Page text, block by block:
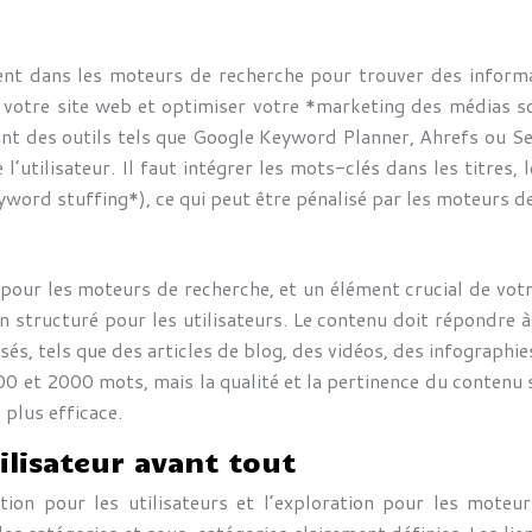
dans les moteurs de recherche pour trouver des
site web et optimiser votre *marketing des médias
des outils tels que Google Keyword Planner, Ahrefs
Il faut intégrer les mots-clés dans les titres,
stuffing*), ce qui peut être pénalisé par les moteurs
les moteurs de recherche, et un élément crucial de
structuré pour les utilisateurs. Le contenu doit répondre
tels que des articles de blog, des vidéos, des
et 2000 mots, mais la qualité et la pertinence du
efficace.
avant tout
pour les utilisateurs et l’exploration pour les